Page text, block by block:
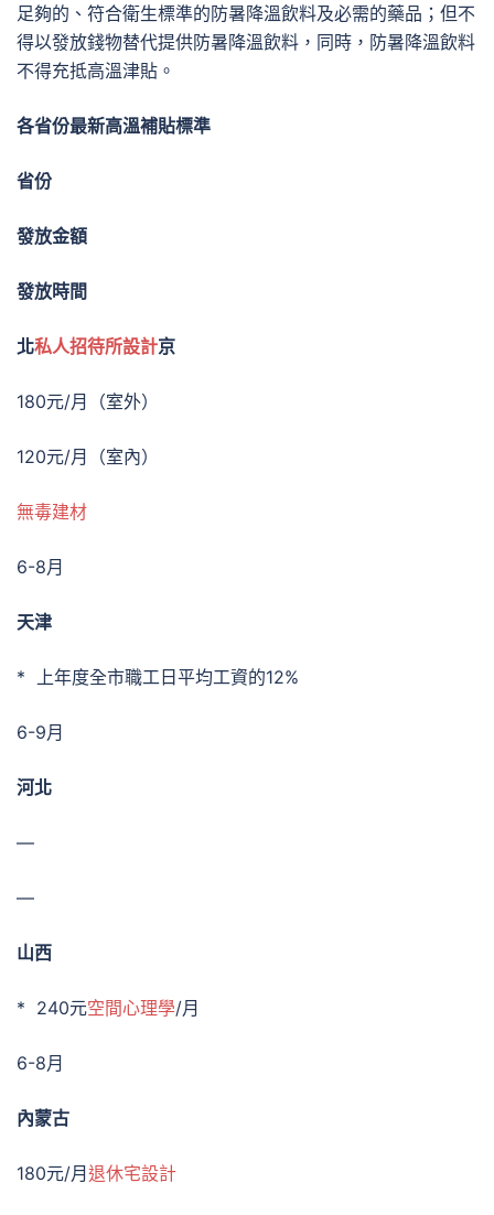
足夠的、符合衛生標準的防暑降溫飲料及必需的藥品；但不
得以發放錢物替代提供防暑降溫飲料，同時，防暑降溫飲料
不得充抵高溫津貼。
各省份最新高溫補貼標準
省份
發放金額
發放時間
北私人招待所設計京
180元/月（室外）
120元/月（室內）
無毒建材
6-8月
天津
* 上年度全市職工日平均工資的12%
6-9月
河北
—
—
山西
* 240元空間心理學/月
6-8月
內蒙古
180元/月退休宅設計